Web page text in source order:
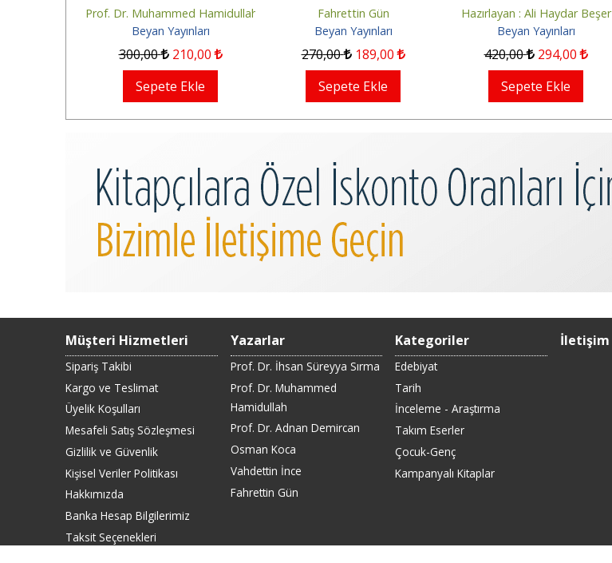
Prof. Dr. Muhammed Hamidullah
Beyan Yayınları
300,00 210,00
Sepete Ekle
Fahrettin Gün
Beyan Yayınları
270,00 189,00
Sepete Ekle
Hazırlayan : Ali Haydar Beşer
Beyan Yayınları
420,00 294,00
Sepete Ekle
Müşteri Hizmetleri
Sipariş Takibi
Kargo ve Teslimat
Üyelik Koşulları
Mesafeli Satış Sözleşmesi
Gizlilik ve Güvenlik
Kişisel Veriler Politikası
Hakkımızda
Banka Hesap Bilgilerimiz
Taksit Seçenekleri
Yazarlar
Prof. Dr. İhsan Süreyya Sırma
Prof. Dr. Muhammed
Hamidullah
Prof. Dr. Adnan Demircan
Osman Koca
Vahdettin İnce
Fahrettin Gün
Kategoriler
Edebiyat
Tarih
İnceleme - Araştırma
Takım Eserler
Çocuk-Genç
Kampanyalı Kitaplar
İletişim